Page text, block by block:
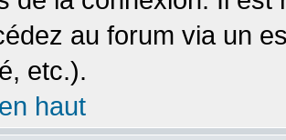
au forum via un
etc.).
haut